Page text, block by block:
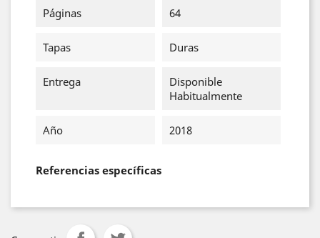
Páginas 64
Tapas Duras
Entrega
Disponible
Habitualmente
Año 2018
Referencias específicas